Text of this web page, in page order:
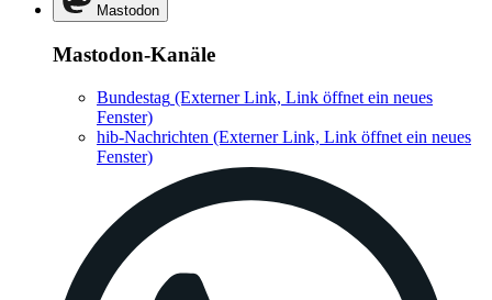
Mastodon
Mastodon-Kanäle
Bundestag (Externer Link, Link öffnet ein neues
Fenster)
hib-Nachrichten (Externer Link, Link öffnet ein neues
Fenster)